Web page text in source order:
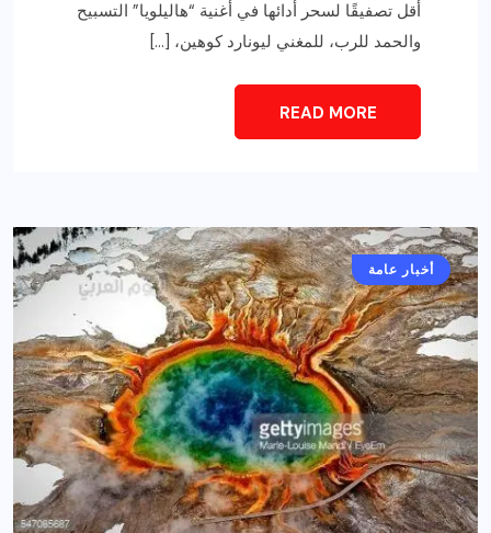
أقل تصفيقًا لسحر أدائها في أغنية “هاليلويا” التسبيح
والحمد للرب، للمغني ليونارد كوهين، […]
READ MORE
أخبار عامة